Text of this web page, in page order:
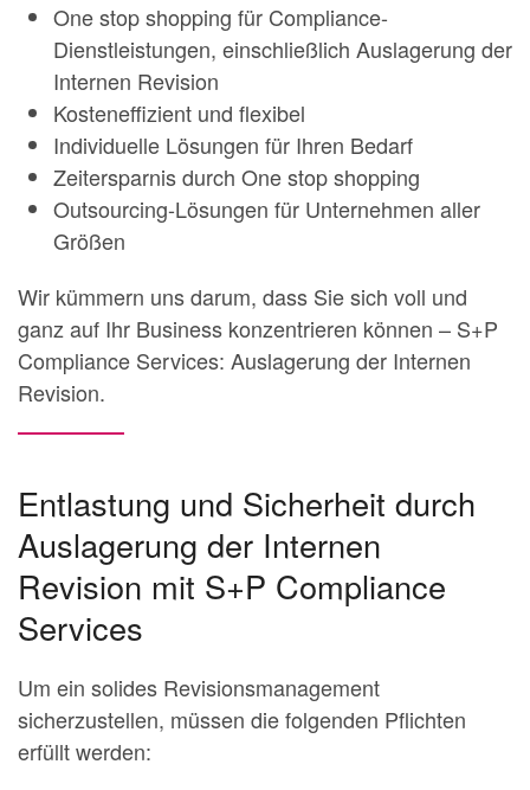
One stop shopping für Compliance-
Dienstleistungen, einschließlich Auslagerung der
Internen Revision
Kosteneffizient und flexibel
Individuelle Lösungen für Ihren Bedarf
Zeitersparnis durch One stop shopping
Outsourcing-Lösungen für Unternehmen aller
Größen
Wir kümmern uns darum, dass Sie sich voll und
ganz auf Ihr Business konzentrieren können – S+P
Compliance Services: Auslagerung der Internen
Revision.
Entlastung und Sicherheit durch
Auslagerung der Internen
Revision mit S+P Compliance
Services
Um ein solides Revisionsmanagement
sicherzustellen, müssen die folgenden Pflichten
erfüllt werden: